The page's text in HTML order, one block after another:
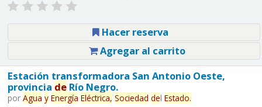
Hacer reserva
Agregar al carrito
Estación transformadora San Antonio Oeste,
provincia deRío Negro.
por Agua y Energía Eléctrica, Sociedad del Estado.